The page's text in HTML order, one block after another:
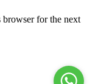
browser for the next